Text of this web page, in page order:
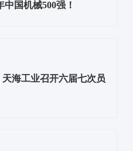
国机械500强！
海工业召开六届七次员